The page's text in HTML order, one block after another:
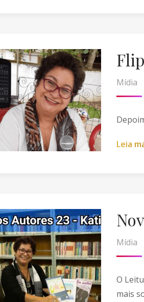
Mídia
Leia m
Mídia
O
mais